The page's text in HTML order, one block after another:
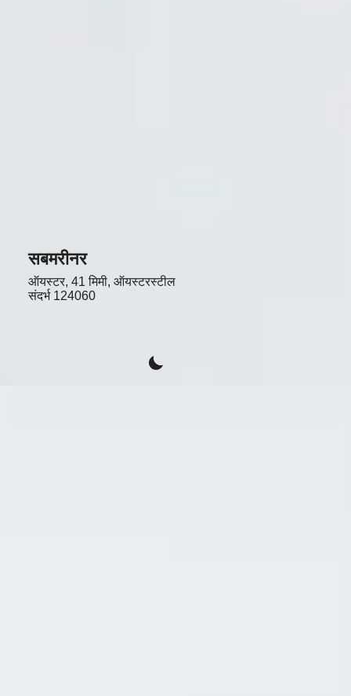
सबमरीनर
ऑयस्टर, 41 मिमी, ऑयस्टरस्टील
संदर्भ 124060